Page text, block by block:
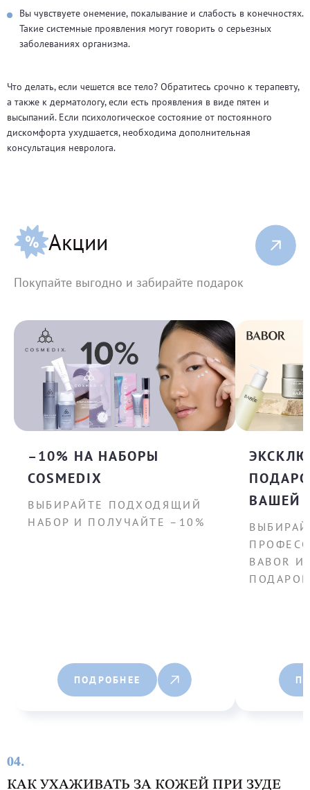
Вы чувствуете онемение, покалывание и слабость в конечностях.
Такие системные проявления могут говорить о серьезных
заболеваниях организма.
Что делать, если чешется все тело? Обратитесь срочно к терапевту,
а также к дерматологу, если есть проявления в виде пятен и
высыпаний. Если психологическое состояние от постоянного
дискомфорта ухудшается, необходима дополнительная
консультация невролога.
Акции
Покупайте выгодно и забирайте подарок
–10% НА НАБОРЫ
COSMEDIX
ВЫБИРАЙТЕ ПОДХОДЯЩИЙ
НАБОР И ПОЛУЧАЙТЕ –10%
ПОДРОБНЕЕ
ВАШЕЙ
BABOR
04.
КАК УХАЖИВАТЬ ЗА КОЖЕЙ ПРИ ЗУДЕ